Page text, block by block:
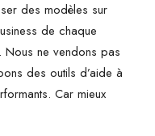
des modèles sur
de chaque
Nous ne vendons pas
des outils d’aide à
Car mieux